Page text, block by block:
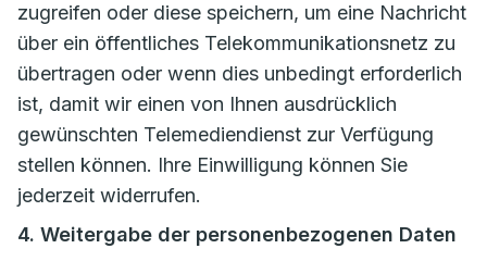
zugreifen oder diese speichern, um eine Nachricht
über ein öffentliches Telekommunikationsnetz zu
übertragen oder wenn dies unbedingt erforderlich
ist, damit wir einen von Ihnen ausdrücklich
gewünschten Telemediendienst zur Verfügung
stellen können. Ihre Einwilligung können Sie
jederzeit widerrufen.
4. Weitergabe der personenbezogenen Daten